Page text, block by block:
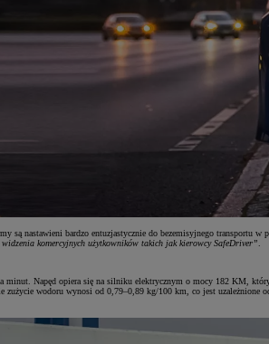
są nastawieni bardzo entuzjastycznie do bezemisyjnego transportu
komercyjnych użytkowników takich jak kierowcy SafeDriver”.
minut. Napęd opiera się na silniku elektrycznym o mocy 182 KM,
wodoru wynosi od 0,79–0,89 kg/100 km, co jest